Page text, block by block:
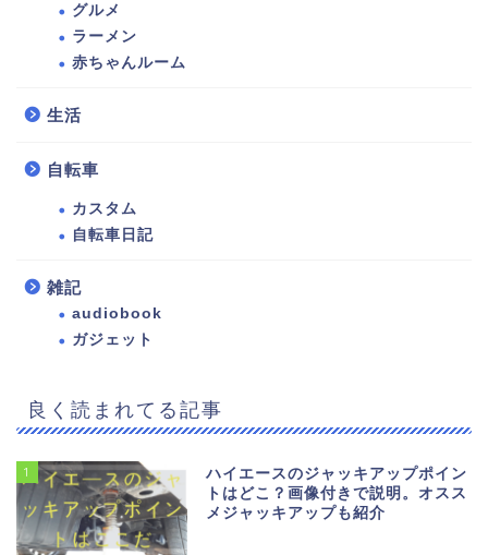
グルメ
ラーメン
赤ちゃんルーム
生活
自転車
カスタム
自転車日記
雑記
audiobook
ガジェット
良く読まれてる記事
1
ハイエースのジャッキアップポイン
トはどこ？画像付きで説明。オスス
メジャッキアップも紹介